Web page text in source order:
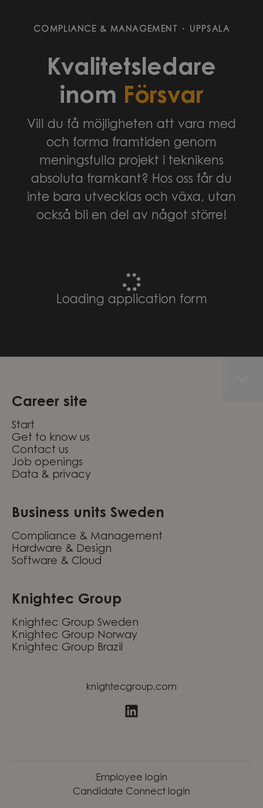
COMPLIANCE & MANAGEMENT · UPPSALA
Kvalitetsledare
inom Försvar
Vill du få möjligheten att vara med
och forma framtiden genom
meningsfulla projekt i teknikens
absoluta framkant? Hos oss får du
inte bara utvecklas och växa, utan
också bli en del av något större!
Loading application form
Career site
Start
Get to know us
Contact us
Job openings
Data & privacy
Business units Sweden
Compliance & Management
Hardware & Design
Software & Cloud
Knightec Group
Knightec Group Sweden
Knightec Group Norway
Knightec Group Brazil
knightecgroup.com
Employee login
Candidate Connect login